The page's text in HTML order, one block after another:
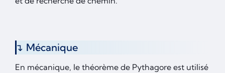
Mécanique
En mécanique, le théorème de Pythagore est utilisé